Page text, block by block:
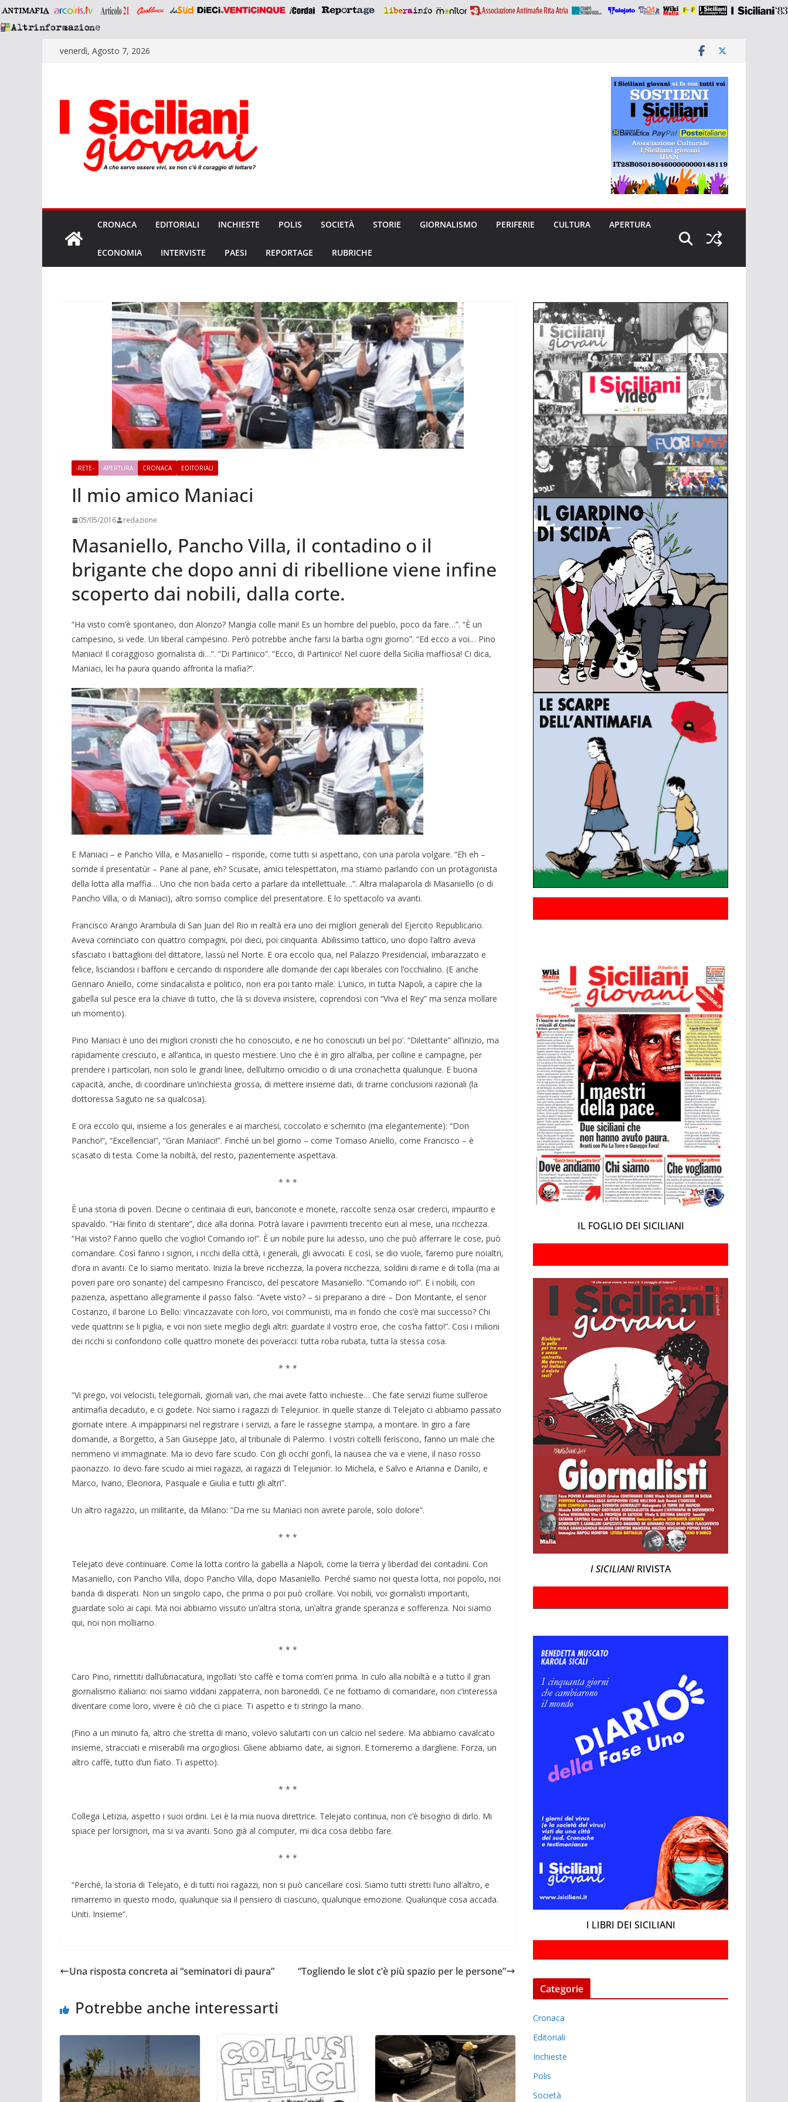
Saltavenerdì, Agosto 7, 2026
CRONACA EDITORIALI INCHIESTE POLIS SOCIETÀ STORIE GIORNALISMO PERIFERIE CULTURA APERTURA
ECONOMIA INTERVISTE PAESI REPORTAGE RUBRICHE
-RETE- APERTURA CRONACA EDITORIALI
Il mio amico Maniaci
05/05/2016 redazione
Masaniello, Pancho Villa, il contadino o il
brigante che dopo anni di ribellione viene infine
scoperto dai nobili, dalla corte.
“Ha visto com’è spontaneo, don Alonzo? Mangia colle mani! Es un hombre del pueblo, poco da fare…”. “È un
campesino, si vede. Un liberal campesino. Però potrebbe anche farsi la barba ogni giorno”. “Ed ecco a voi… Pino
Maniaci! Il coraggioso giornalista di…”. “Di Partinico”. “Ecco, di Partinico! Nel cuore della Sicilia maffiosa! Ci dica,
Maniaci, lei ha paura quando affronta la mafia?”.
E Maniaci – e Pancho Villa, e Masaniello – risponde, come tutti si aspettano, con una parola volgare. “Eh eh –
sorride il presentatùr – Pane al pane, eh? Scusate, amici telespettatori, ma stiamo parlando con un protagonista
della lotta alla maffia… Uno che non bada certo a parlare da intellettuale…”. Altra malaparola di Masaniello (o di
Pancho Villa, o di Maniaci), altro sorriso complice del presentatore. E lo spettacolo va avanti.
Francisco Arango Arambula di San Juan del Rio in realtà era uno dei migliori generali del Ejercito Republicano.
Aveva cominciato con quattro compagni, poi dieci, poi cinquanta. Abilissimo tattico, uno dopo l’altro aveva
sfasciato i battaglioni del dittatore, lassù nel Norte. E ora eccolo qua, nel Palazzo Presidencial, imbarazzato e
felice, lisciandosi i baffoni e cercando di rispondere alle domande dei capi liberales con l’occhialino. (E anche
Gennaro Aniello, come sindacalista e politico, non era poi tanto male. L’unico, in tutta Napoli, a capire che la
gabella sul pesce era la chiave di tutto, che là si doveva insistere, coprendosi con “Viva el Rey” ma senza mollare
un momento).
Pino Maniaci è uno dei migliori cronisti che ho conosciuto, e ne ho conosciuti un bel po’. “Dilettante” all’inizio, ma
rapidamente cresciuto, e all’antica, in questo mestiere. Uno che è in giro all’alba, per colline e campagne, per
prendere i particolari, non solo le grandi linee, dell’ultimo omicidio o di una cronachetta qualunque. E buona
capacità, anche, di coordinare un’inchiesta grossa, di mettere insieme dati, di trarne conclusioni razionali (la
dottoressa Saguto ne sa qualcosa).
E ora eccolo qui, insieme a los generales e ai marchesi, coccolato e schernito (ma elegantemente): “Don
Pancho!”, “Excellencia!”, “Gran Maniaci!”. Finché un bel giorno – come Tomaso Aniello, come Francisco – è
scasato di testa. Come la nobiltà, del resto, pazientemente aspettava.
* * *
È una storia di poveri. Decine o centinaia di euri, banconote e monete, raccolte senza osar crederci, impaurito e
spavaldo. “Hai finito di stentare”, dice alla donna. Potrà lavare i pavimenti trecento euri al mese, una ricchezza.
“Hai visto? Fanno quello che voglio! Comando io!”. È un nobile pure lui adesso, uno che può afferrare le cose, può
comandare. Così fanno i signori, i ricchi della città, i generali, gli avvocati. E così, se dio vuole, faremo pure noialtri,
d’ora in avanti. Ce lo siamo meritato. Inizia la breve ricchezza, la povera ricchezza, soldini di rame e di tolla (ma ai
poveri pare oro sonante) del campesino Francisco, del pescatore Masaniello. “Comando io!”. E i nobili, con
pazienza, aspettano allegramente il passo falso. “Avete visto? – si preparano a dire – Don Montante, el senor
Costanzo, il barone Lo Bello: v’incazzavate con loro, voi communisti, ma in fondo che cos’è mai successo? Chi
vede quattrini se li piglia, e voi non siete meglio degli altri: guardate il vostro eroe, che cos’ha fatto!”. Cosi i milioni
dei ricchi si confondono colle quattro monete dei poveracci: tutta roba rubata, tutta la stessa cosa.
* * *
“Vi prego, voi velocisti, telegiornali, giornali vari, che mai avete fatto inchieste… Che fate servizi fiume sull’eroe
antimafia decaduto, e ci godete. Noi siamo i ragazzi di Telejunior. In quelle stanze di Telejato ci abbiamo passato
giornate intere. A impappinarsi nel registrare i servizi, a fare le rassegne stampa, a montare. In giro a fare
domande, a Borgetto, a San Giuseppe Jato, al tribunale di Palermo. I vostri coltelli feriscono, fanno un male che
nemmeno vi immaginate. Ma io devo fare scudo. Con gli occhi gonfi, la nausea che va e viene, il naso rosso
paonazzo. Io devo fare scudo ai miei ragazzi, ai ragazzi di Telejunior. Io Michela, e Salvo e Arianna e Danilo, e
Marco, Ivano, Eleonora, Pasquale e Giulia e tutti gli altri”.
Un altro ragazzo, un militante, da Milano: “Da me su Maniaci non avrete parole, solo dolore”.
* * *
Telejato deve continuare. Come la lotta contro la gabella a Napoli, come la tierra y liberdad dei contadini. Con
Masaniello, con Pancho Villa, dopo Pancho Villa, dopo Masaniello. Perché siamo noi questa lotta, noi popolo, noi
banda di disperati. Non un singolo capo, che prima o poi può crollare. Voi nobili, voi giornalisti importanti,
guardate solo ai capi. Ma noi abbiamo vissuto un’altra storia, un’altra grande speranza e sofferenza. Noi siamo
qui, noi non molliamo.
* * *
Caro Pino, rimettiti dall’ubriacatura, ingollati ‘sto caffè e torna com’eri prima. In culo alla nobiltà e a tutto il gran
giornalismo italiano: noi siamo viddani zappaterra, non baroneddi. Ce ne fottiamo di comandare, non c’interessa
diventare come loro, vivere è ciò che ci piace. Ti aspetto e ti stringo la mano.
(Fino a un minuto fa, altro che stretta di mano, volevo salutarti con un calcio nel sedere. Ma abbiamo cavalcato
insieme, stracciati e miserabili ma orgogliosi. Gliene abbiamo date, ai signori. E torneremo a dargliene. Forza, un
altro caffè, tutto d’un fiato. Ti aspetto).
* * *
Collega Letizia, aspetto i suoi ordini. Lei è la mia nuova direttrice. Telejato continua, non c’è bisogno di dirlo. Mi
spiace per lorsignori, ma si va avanti. Sono già al computer, mi dica cosa debbo fare.
* * *
“Perché, la storia di Telejato, e di tutti noi ragazzi, non si può cancellare così. Siamo tutti stretti l’uno all’altro, e
rimarremo in questo modo, qualunque sia il pensiero di ciascuno, qualunque emozione. Qualunque cosa accada.
Uniti. Insieme”.
Una risposta concreta ai “seminatori di paura” “Togliendo le slot c’è più spazio per le persone”
Potrebbe anche interessarti
IL FOGLIO DEI SICILIANI
I SICILIANI RIVISTA
I LIBRI DEI SICILIANI
Categorie
Cronaca
Editoriali
Inchieste
Polis
Società